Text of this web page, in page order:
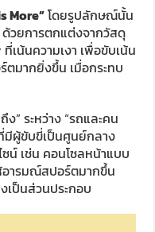
More”โดยรูปลักษณ์นั้น
วยการตกแต่งจากวัสดุ
เน้นความเงา เพื่อขับเน้น
ตมากยิ่งขึ้น เมื่อกระทบ
ง” ระหว่าง “รถและคน
มีผู้ขับขี่เป็นศูนย์กลาง
น์ เช่น คอนโซลหน้าแบบ
อารมณ์สปอร์ตมากขึ้น
ป็นส่วนประกอบ